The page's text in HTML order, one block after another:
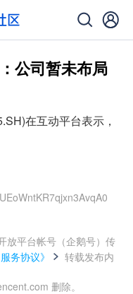
公司暂未布局
在互动平台表示，
放平台帐号（企鹅号）传
务协议》
转载发布内
删除。